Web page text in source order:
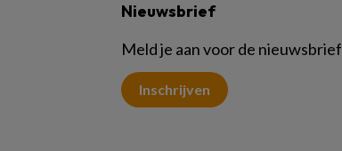
Nieuwsbrief
Meld je aan voor de nieuwsbrief
Inschrijven